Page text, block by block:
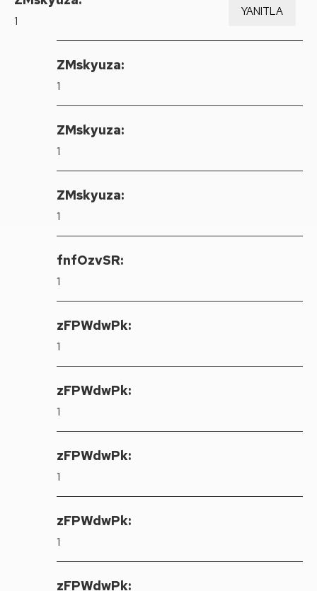
YANITLA
1
ZMskyuza:
1
ZMskyuza:
1
ZMskyuza:
1
fnfOzvSR:
1
zFPWdwPk:
1
zFPWdwPk:
1
zFPWdwPk:
1
zFPWdwPk:
1
zFPWdwPk: